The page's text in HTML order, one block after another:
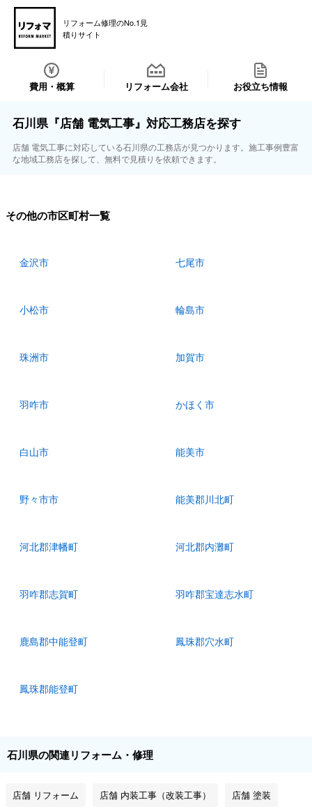
リフォーム修理のNo.1見
積りサイト
費用・概算 リフォーム会社 お役立ち情報
石川県『店舗 電気工事』対応工務店を探す
店舗 電気工事に対応している石川県の工務店が見つかります。施工事例豊富
な地域工務店を探して、無料で見積りを依頼できます。
その他の市区町村一覧
金沢市 七尾市
小松市 輪島市
珠洲市 加賀市
羽咋市 かほく市
白山市 能美市
野々市市 能美郡川北町
河北郡津幡町 河北郡内灘町
羽咋郡志賀町 羽咋郡宝達志水町
鹿島郡中能登町 鳳珠郡穴水町
鳳珠郡能登町
石川県の関連リフォーム・修理
店舗 リフォーム 店舗 内装工事（改装工事） 店舗 塗装